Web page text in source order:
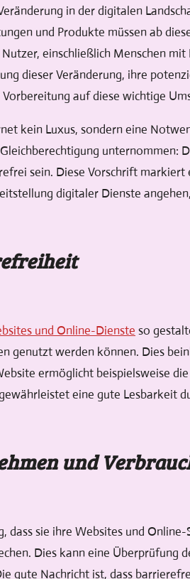
in der digitalen
und Produkte müssen ab
einschließlich Menschen
dieser Veränderung, ihre
auf diese wichtige
kein Luxus, sondern eine
unternommen:
sein. Diese Vorschrift
digitaler Dienste
und Online-Dienste so
genutzt werden können. Dies
ermöglicht beispielsweise
eine gute Lesbarkeit
und
sie ihre Websites und
Dies kann eine Überprüfung
gute Nachricht ist, dass